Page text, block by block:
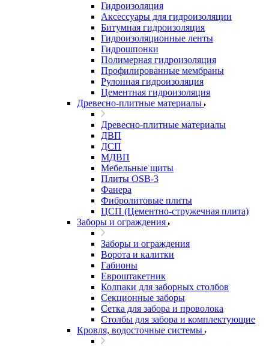
Гидроизоляция
Аксессуары для гидроизоляции
Битумная гидроизоляция
Гидроизоляционные ленты
Гидрошпонки
Полимерная гидроизоляция
Профилированные мембраны
Рулонная гидроизоляция
Цементная гидроизоляция
Древесно-плитные материалы
Древесно-плитные материалы
ДВП
ДСП
МДВП
Мебельные щиты
Плиты OSB-3
Фанера
Фибролитовые плиты
ЦСП (Цементно-стружечная плита)
Заборы и ограждения
Заборы и ограждения
Ворота и калитки
Габионы
Евроштакетник
Колпаки для заборных столбов
Секционные заборы
Сетка для забора и проволока
Столбы для забора и комплектующие
Кровля, водосточные системы